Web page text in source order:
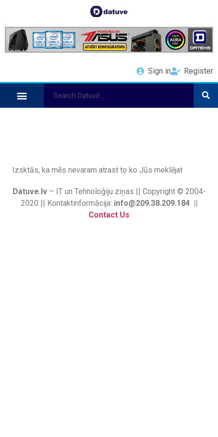
Sign in Register
Izsktās, ka mēs nevaram atrast to ko Jūs meklējat
Datuve.lv– IT un Tehnoloģiju ziņas || Copyright © 2004-
2020 || Kontaktinformācija: info@209.38.209.184 ||
Contact Us